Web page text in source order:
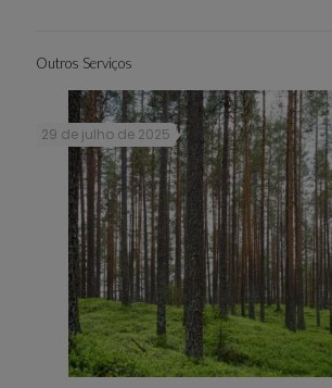
Outros Serviços
29 de julho de 2025